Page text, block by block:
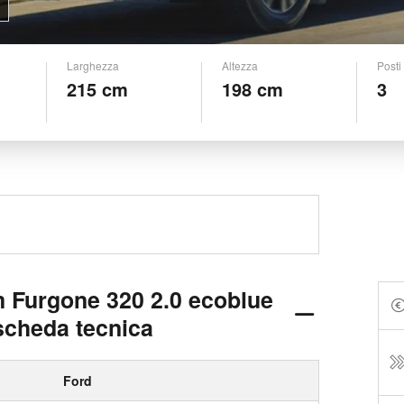
Larghezza
215 cm
Altezza
198 cm
Posti
3
320 2.0 ecoblue
tecnica
Ford